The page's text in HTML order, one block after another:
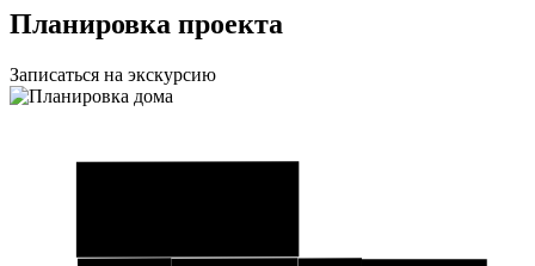
Планировка проекта
Записаться на экскурсию